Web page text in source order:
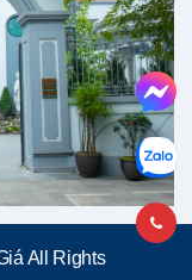
All Rights